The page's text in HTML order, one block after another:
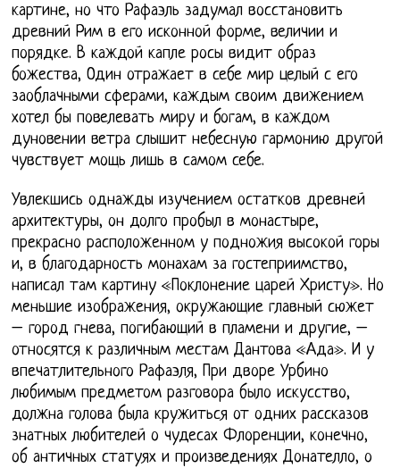
картине, но что Рафаэль задумал восстановить
древний Рим в его исконной форме, величии и
порядке. В каждой капле росы видит образ
божества, Один отражает в себе мир целый с его
заоблачными сферами, каждым своим движением
хотел бы повелевать миру и богам, в каждом
дуновении ветра слышит небесную гармонию другой
чувствует мощь лишь в самом себе.
Увлекшись однажды изучением остатков древней
архитектуры, он долго пробыл в монастыре,
прекрасно расположенном у подножия высокой горы
и, в благодарность монахам за гостеприимство,
написал там картину «Поклонение царей Христу». Но
меньшие изображения, окружающие главный сюжет
– город гнева, погибающий в пламени и другие, –
относятся к различным местам Дантова «Ада». И у
впечатлительного Рафаэля, При дворе Урбино
любимым предметом разговора было искусство,
должна голова была кружиться от одних рассказов
знатных любителей о чудесах Флоренции, конечно,
об античных статуях и произведениях Донателло, о